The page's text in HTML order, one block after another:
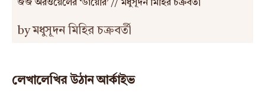
জর্জ অরওয়েলের ‘ডায়েরি’ // মধুসূদন মিহির চক্রবর্তী
by মধুসূদন মিহির চক্রবর্তী
লেখালেখির উঠান আর্কাইভ